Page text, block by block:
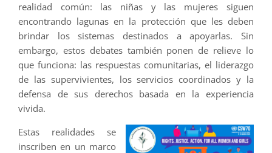
realidad común: las niñas y las mujeres siguen
encontrando lagunas en la protección que les deben
brindar los sistemas destinados a apoyarlas. Sin
embargo, estos debates también ponen de relieve lo
que funciona: las respuestas comunitarias, el liderazgo
de las supervivientes, los servicios coordinados y la
defensa de sus derechos basada en la experiencia
vivida.
Estas realidades se
inscriben en un marco